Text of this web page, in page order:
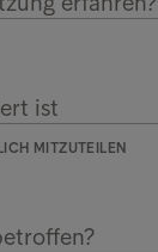
ist
MITZUTEILEN